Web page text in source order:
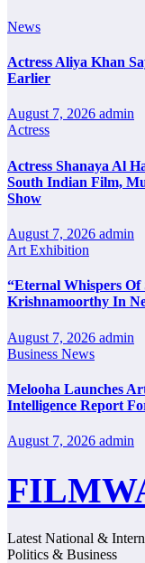
News
Actress Aliya Khan
Earlier
August 7, 2026 admin
Actress
Actress Shanaya Al
South Indian Film,
Show
August 7, 2026 admin
Art Exhibition
“Eternal Whispers Of
Krishnamoorthy In
August 7, 2026 admin
Business News
Melooha Launches
Intelligence Report
August 7, 2026 admin
Latest National &
Politics & Business